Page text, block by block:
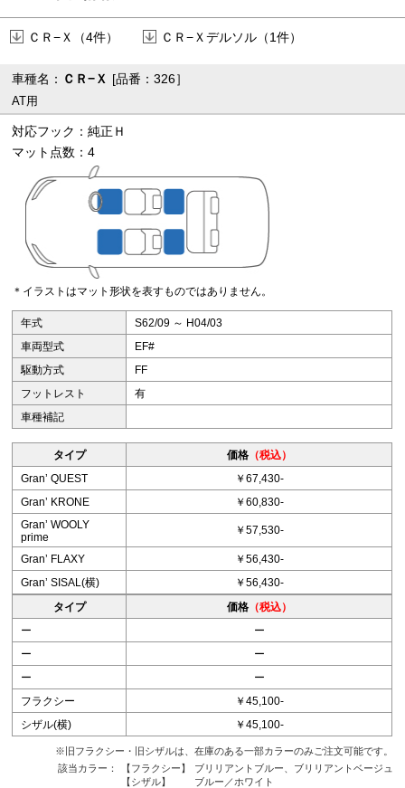
ＣＲ−Ｘ（4件） ＣＲ−Ｘデルソル（1件）
車種名： ＣＲ−Ｘ [品番：326］
AT用
対応フック：純正Ｈ
マット点数：4
＊イラストはマット形状を表すものではありません。
年式
S62/09 ～ H04/03
車両型式
EF#
駆動方式
FF
フットレスト
有
車種補記
タイプ 価格（税込）
Granʼ QUEST
￥67,430-
Granʼ KRONE
￥60,830-
Granʼ WOOLY
prime
￥57,530-
Granʼ FLAXY
￥56,430-
Granʼ SISAL(横)
￥56,430-
タイプ
価格（税込）
ー
ー
ー
ー
ー
ー
フラクシー
￥45,100-
シザル(横)
￥45,100-
※旧フラクシー・旧シザルは、在庫のある一部カラーのみご注文可能です。
該当カラー：
【フラクシー】
ブリリアントブルー、ブリリアントベージュ
【シザル】
ブルー／ホワイト